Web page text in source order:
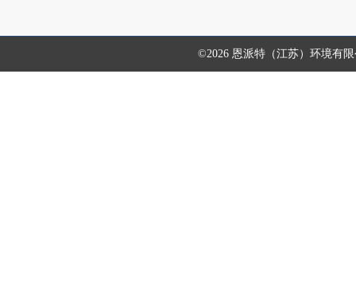
©2026 恩派特（江苏）环境有